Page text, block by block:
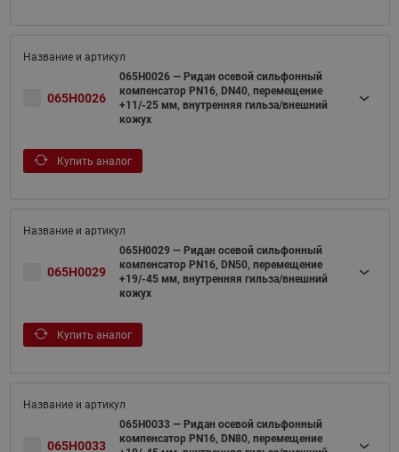
065H0026
065H0026 — Ридан осевой сильфонный
компенсатор PN16, DN40, перемещение
+11/-25 мм, внутренняя гильза/внешний
кожух
Купить аналог
065H0029
065H0029 — Ридан осевой сильфонный
компенсатор PN16, DN50, перемещение
+19/-45 мм, внутренняя гильза/внешний
кожух
Купить аналог
065H0033
065H0033 — Ридан осевой сильфонный
компенсатор PN16, DN80, перемещение